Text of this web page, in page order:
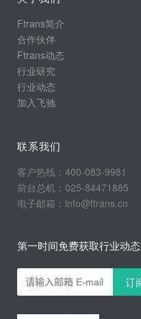
Ftrans简介
合作伙伴
Ftrans动态
行业研究
行业动态
加入飞驰
联系我们
客户热线：400-083-9981
前台总机：025-84471885
电子邮箱：info@ftrans.cn
第一时间免费获取行业动态